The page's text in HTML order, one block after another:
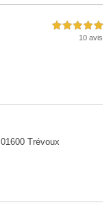
5,0 étoiles sur 5
10 avis
Trévoux